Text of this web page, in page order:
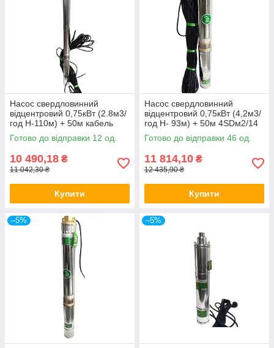
Насос свердловинний
відцентровий 0,75кВт (2.8м3/
год Н-110м) + 50м кабель
3SDм1.8/27 FROG
Готово до відправки 12 од.
10 490,18 ₴
11 042,30 ₴
Купити
Насос свердловинний
відцентровий 0,75кВт (4,2м3/
год Н- 93м) + 50м 4SDм2/14
FROG
Готово до відправки 46 од.
11 814,10 ₴
12 435,90 ₴
Купити
–5% –5%